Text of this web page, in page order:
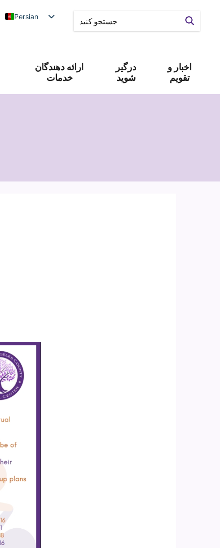
Persian
ارائه دهندگان
خدمات
درگیر
شوید
اخبار و
تقویم